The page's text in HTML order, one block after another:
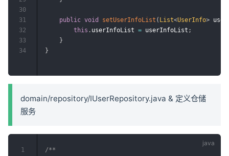
public void setUserInfoList ( List<UserInfo>
this . userInfoList = userInfoList ;
}
}
30
31
32
33
34
domain/repository/IUserRepository.java & 定义仓储
服务
/**
1